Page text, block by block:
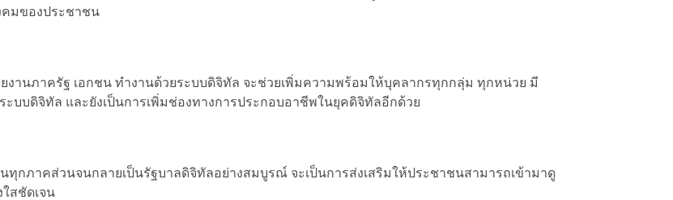
คมของประชาชน
งานภาครัฐ เอกชน ทำงานด้วยระบบดิจิทัล จะช่วยเพิ่มความพร้อมให้บุคลากรทุกกลุ่ม ทุกหน่วย มี
ะบบดิจิทัล และยังเป็นการเพิ่มช่องทางการประกอบอาชีพในยุคดิจิทัลอีกด้วย
กภาคส่วนจนกลายเป็นรัฐบาลดิจิทัลอย่างสมบูรณ์ จะเป็นการส่งเสริมให้ประชาชนสามารถเข้ามาดู
สชัดเจน